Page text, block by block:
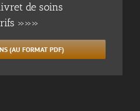
de soins
»»»
(AU FORMAT PDF)